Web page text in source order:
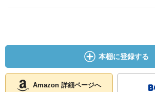
本棚に登録する
Amazon 詳細ページへ